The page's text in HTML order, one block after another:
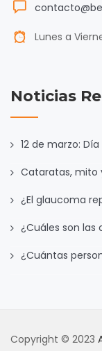
Lunes a
Noticias
12 de marzo:
Cataratas, mito
¿El glaucoma
¿Cuáles son
¿Cuántas
Copyright © 2023